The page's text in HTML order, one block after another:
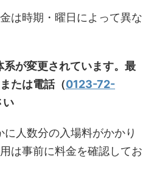
は時期・曜日によって異な
が変更されています。最
または電話（0123-72-
い
人数分の入場料がかかり
は事前に料金を確認してお